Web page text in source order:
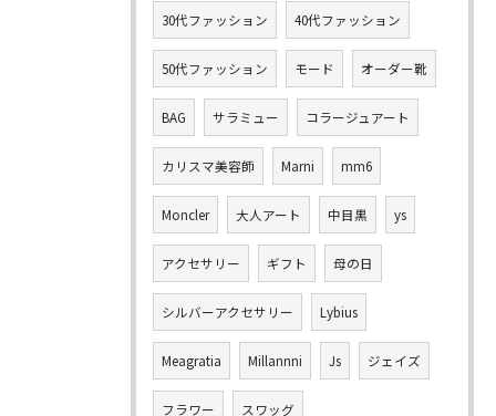
30代ファッション 40代ファッション
50代ファッション モード オーダー靴
BAG サラミュー コラージュアート
カリスマ美容師 Marni mm6
Moncler 大人アート 中目黒 ys
アクセサリー ギフト 母の日
シルバーアクセサリー Lybius
Meagratia Millannni Js ジェイズ
フラワー スワッグ